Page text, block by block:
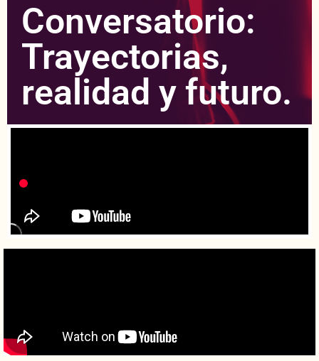
Conversatorio:
Trayectorias,
realidad y futuro.